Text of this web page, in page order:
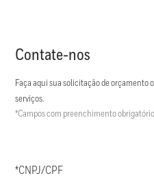
Contate-nos
Faça aqui sua solicitação de orçamento
serviços.
*Campos com preenchimento obrigatório
*CNPJ/CPF